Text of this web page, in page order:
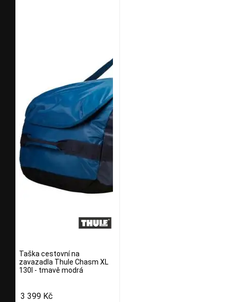
Taška cestovní na
zavazadla Thule Chasm XL
130l - tmavě modrá
3 399 Kč